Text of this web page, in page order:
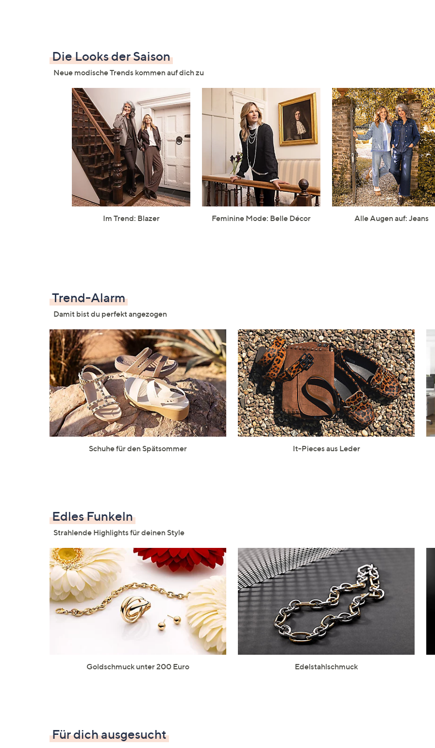
Die Looks der Saison
Neue modische Trends kommen auf dich zu
Im Trend: Blazer Feminine Mode: Belle Décor Alle Augen auf: Jeans
Trend-Alarm
Damit bist du perfekt angezogen
Schuhe für den Spätsommer It-Pieces aus Leder
Edles Funkeln
Strahlende Highlights für deinen Style
Goldschmuck unter 200 Euro Edelstahlschmuck
Für dich ausgesucht